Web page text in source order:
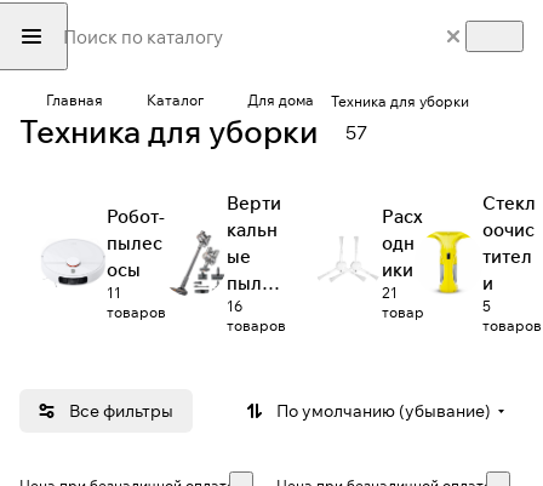
Главная Каталог Для дома Техника для уборки
Техника для уборки 57
Робот-
пылес
осы
11
товаров
Верти
кальн
ые
пылес
осы
16
товаров
Расх
одн
ики
21
товар
Стекл
оочис
тител
и
5
товаров
Все фильтры По умолчанию (убывание)